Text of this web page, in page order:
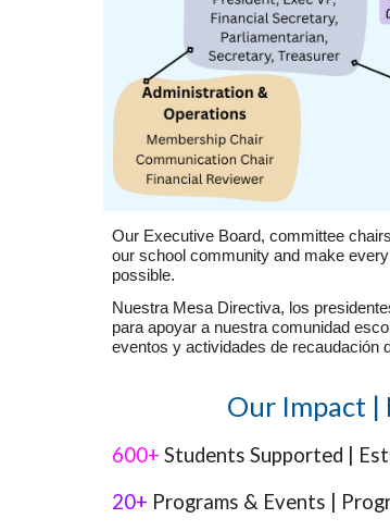
Our Executive Board, committee
our school community and make
possible.
Nuestra Mesa Directiva, los
para apoyar a nuestra comunidad
eventos y actividades de recaudación
Our Impact |
600+ Students Supported |
20+ Programs & Events |